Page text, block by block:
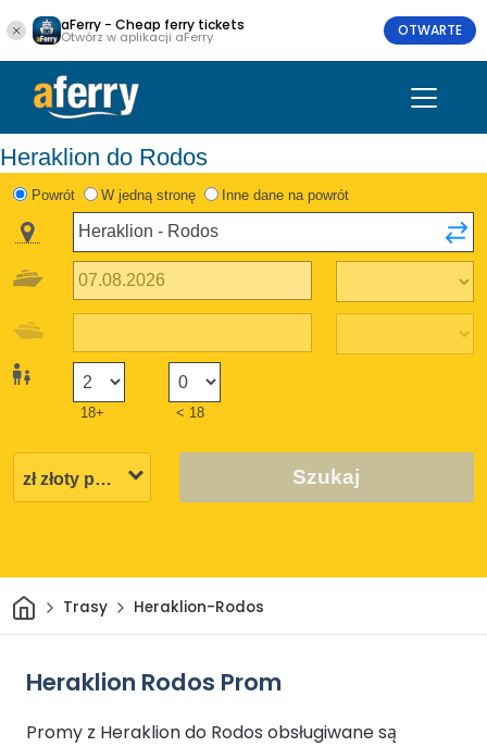
aFerry - Cheap ferry tickets
Otwórz w aplikacji aFerry OTWARTE
Heraklion do Rodos
Powrót W jedną stronę Inne dane na powrót
18+ < 18
Szukaj
DomTrasy Heraklion-Rodos
Heraklion Rodos Prom
Promy z Heraklion do Rodos obsługiwane są